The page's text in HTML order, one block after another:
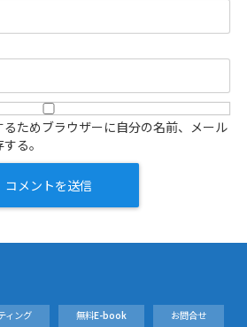
ためブラウザーに自分の名前、メール
る。
ィング 無料E-book お問合せ